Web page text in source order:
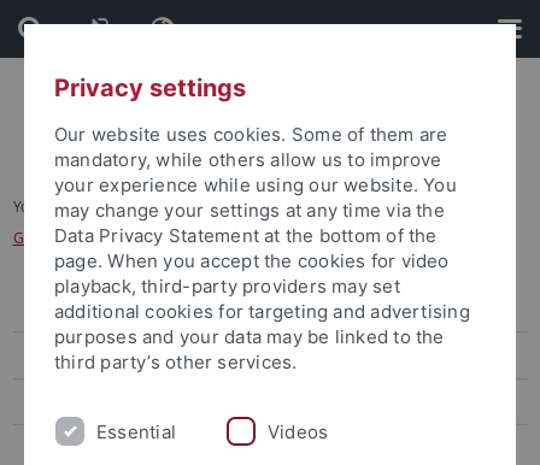
Skip
to
content
Skip
to
footer
You are here: Startseite
...
Gesprächsrunde der Studiendekaninnen und Studiendekane
Veranstaltungen
Förderformate
Digitale Lehre
Privacy settings
Our website uses cookies. Some of them are
mandatory, while others allow us to improve
your experience while using our website. You
may change your settings at any time via the
Data Privacy Statement at the bottom of the
page. When you accept the cookies for video
playback, third-party providers may set
additional cookies for targeting and advertising
purposes and your data may be linked to the
third party’s other services.
Essential Videos